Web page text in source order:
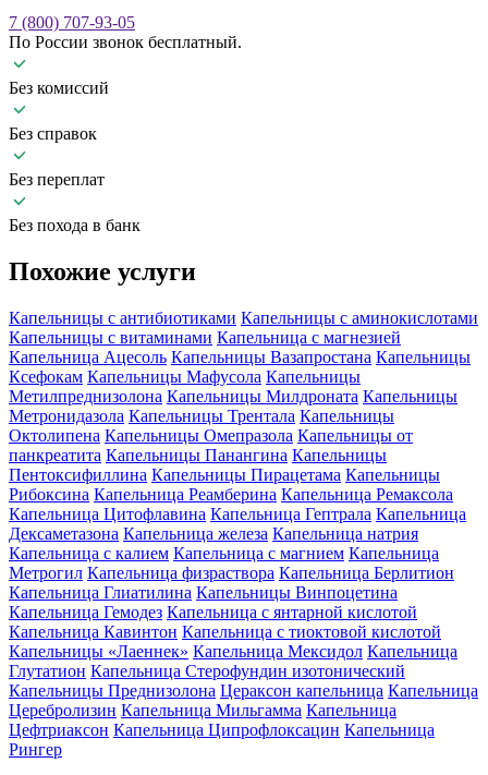
7 (800) 707-93-05
По России звонок бесплатный.
Без комиссий
Без справок
Без переплат
Без похода в банк
Похожие услуги
Капельницы с антибиотиками Капельницы с аминокислотами
Капельницы с витаминами Капельница с магнезией
Капельница Ацесоль Капельницы Вазапростана Капельницы
Ксефокам Капельницы Мафусола Капельницы
Метилпреднизолона Капельницы Милдроната Капельницы
Метронидазола Капельницы Трентала Капельницы
Октолипена Капельницы Омепразола Капельницы от
панкреатита Капельницы Панангина Капельницы
Пентоксифиллина Капельницы Пирацетама Капельницы
Рибоксина Капельница Реамберина Капельница Ремаксола
Капельница Цитофлавина Капельница Гептрала Капельница
Дексаметазона Капельница железа Капельница натрия
Капельница с калием Капельница с магнием Капельница
Метрогил Капельница физраствора Капельница Берлитион
Капельница Глиатилина Капельницы Винпоцетина
Капельница Гемодез Капельница с янтарной кислотой
Капельница Кавинтон Капельница с тиоктовой кислотой
Капельницы «Лаеннек» Капельница Мексидол Капельница
Глутатион Капельница Стерофундин изотонический
Капельницы Преднизолона Цераксон капельница Капельница
Церебролизин Капельница Мильгамма Капельница
Цефтриаксон Капельница Ципрофлоксацин Капельница
Рингер